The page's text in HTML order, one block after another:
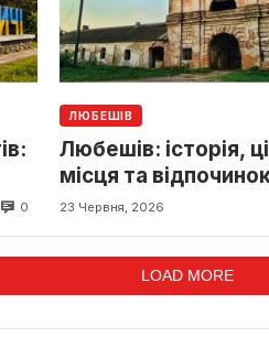
0
ЛЮБЕШІВ
Любешів: історія,
місця та
23 Червня, 2026
LOAD MORE